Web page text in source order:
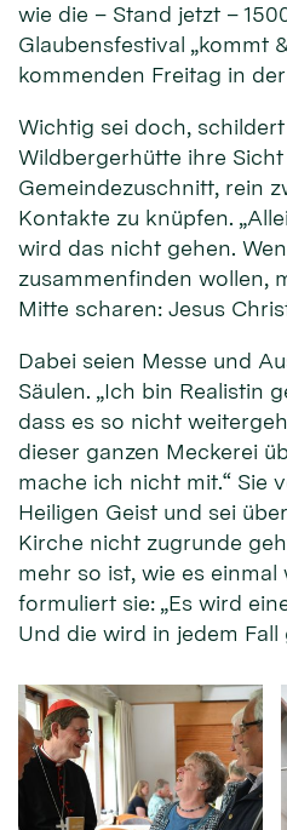
wie die – Stand jetzt –
Glaubensfestival „kommt
kommenden Freitag in
Wichtig sei doch,
Wildbergerhütte ihre
Gemeindezuschnitt, rein
Kontakte zu knüpfen.
wird das nicht gehen.
zusammenfinden wollen,
Mitte scharen: Jesus
Dabei seien Messe und
Säulen. „Ich bin Realistin
dass es so nicht
dieser ganzen Meckerei
mache ich nicht mit.“ Sie
Heiligen Geist und sei
Kirche nicht zugrunde
mehr so ist, wie es einmal
formuliert sie: „Es wird
Und die wird in jedem Fall